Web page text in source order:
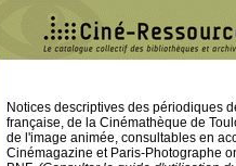
Notices descriptives des périodiques
française, de la Cinémathèque de
de l'image animée, consultables en
Cinémagazine et Paris-Photographe